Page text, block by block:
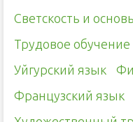
Светскость и
Трудовое обучение
Уйгурский язык
Французский язык